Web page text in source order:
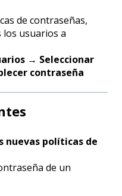
de contraseñas,
usuarios a
→ Seleccionar
contraseña
nuevas políticas de
de un